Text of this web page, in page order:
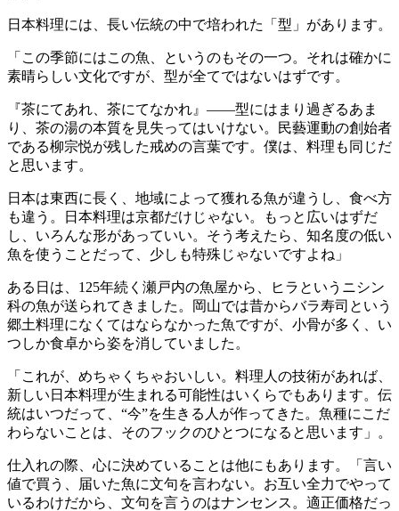
日本料理には、長い伝統の中で培われた「型」があります。
「この季節にはこの魚、というのもその一つ。それは確かに
素晴らしい文化ですが、型が全てではないはずです。
『茶にてあれ、茶にてなかれ』——型にはまり過ぎるあま
り、茶の湯の本質を見失ってはいけない。民藝運動の創始者
である柳宗悦が残した戒めの言葉です。僕は、料理も同じだ
と思います。
日本は東西に長く、地域によって獲れる魚が違うし、食べ方
も違う。日本料理は京都だけじゃない。もっと広いはずだ
し、いろんな形があっていい。そう考えたら、知名度の低い
魚を使うことだって、少しも特殊じゃないですよね」
ある日は、125年続く瀬戸内の魚屋から、ヒラというニシン
科の魚が送られてきました。岡山では昔からバラ寿司という
郷土料理になくてはならなかった魚ですが、小骨が多く、い
つしか食卓から姿を消していました。
「これが、めちゃくちゃおいしい。料理人の技術があれば、
新しい日本料理が生まれる可能性はいくらでもあります。伝
統はいつだって、“今”を生きる人が作ってきた。魚種にこだ
わらないことは、そのフックのひとつになると思います」。
仕入れの際、心に決めていることは他にもあります。「言い
値で買う、届いた魚に文句を言わない。お互い全力でやって
いるわけだから、文句を言うのはナンセンス。適正価格だっ